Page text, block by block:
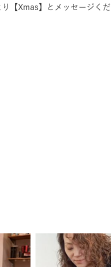
【Xmas】とメッセージくだ